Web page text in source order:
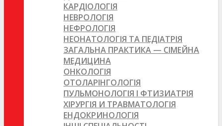
КАРДІОЛОГІЯ
НЕВРОЛОГІЯ
НЕФРОЛОГІЯ
НЕОНАТОЛОГІЯ ТА ПЕДІАТРІЯ
ЗАГАЛЬНА ПРАКТИКА — СІМЕЙНА
МЕДИЦИНА
ОНКОЛОГІЯ
ОТОЛАРІНГОЛОГІЯ
ПУЛЬМОНОЛОГІЯ І ФТИЗИАТРІЯ
ХІРУРГІЯ И ТРАВМАТОЛОГІЯ
ЕНДОКРИНОЛОГІЯ